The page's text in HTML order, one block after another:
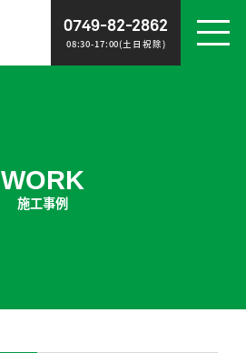
0749-82-2862
08:30-17:00(土日祝除)
WORK
施工事例